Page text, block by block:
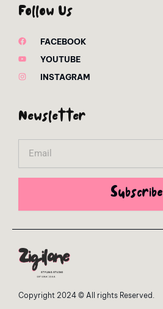
Follow Us
FACEBOOK
YOUTUBE
INSTAGRAM
Newsletter
Subscribe
Copyright 2024 © All rights Reserved.